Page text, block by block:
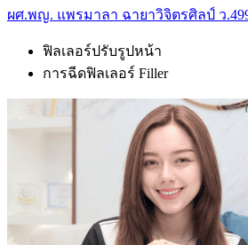
ผศ.พญ. แพรมาลา ฉายาวิจิตรศิลป์ ว
ฟิลเลอร์ปรับรูปหน้า
การฉีดฟิลเลอร์ Filler